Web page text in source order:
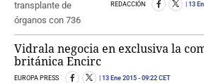
REDACCIÓN 13
Vidrala negocia en exclusiva la
británica Encirc
EUROPA PRESS 13 Ene 2015 - 09:22 CET